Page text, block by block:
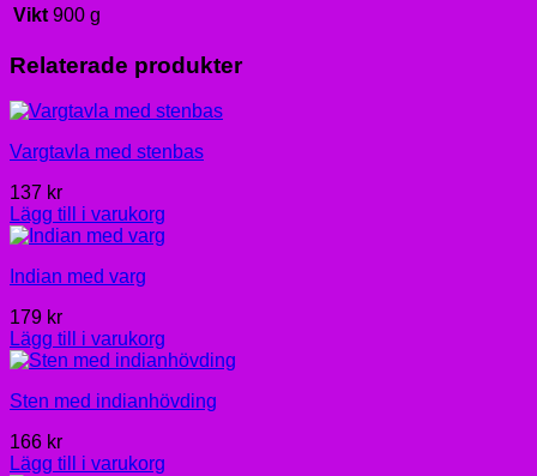
Vikt 900 g
Relaterade produkter
Vargtavla med stenbas
137 kr
Lägg till i varukorg
Indian med varg
179 kr
Lägg till i varukorg
Sten med indianhövding
166 kr
Lägg till i varukorg